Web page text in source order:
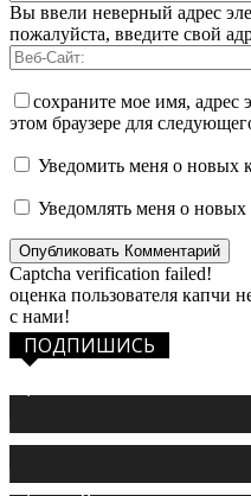
Вы ввели неверный адрес
пожалуйста, введите свой
сохраните мое имя, адрес
этом браузере для
Уведомить меня о новых
Уведомлять меня о новых
Captcha verification failed!
оценка пользователя капчи
с нами!
ПОДПИШИСЬ